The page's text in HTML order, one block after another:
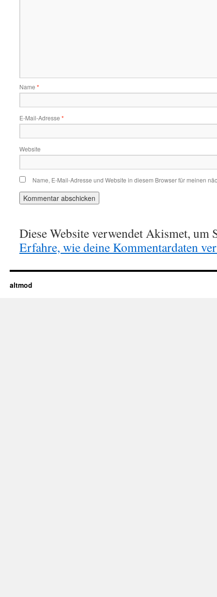
Name *
E-Mail-Adresse *
Website
Name, E-Mail-Adresse und Website in diesem Browser für meinen
Diese Website verwendet Akismet, um
Erfahre, wie deine Kommentardaten
altmod